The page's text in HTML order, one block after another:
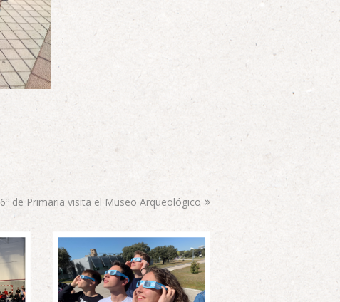
6º de Primaria visita el Museo Arqueológico